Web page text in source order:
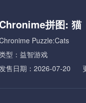
Chronime拼图: 猫
Puzzle:Cats
型：益智游戏
售日期：2026-07-20